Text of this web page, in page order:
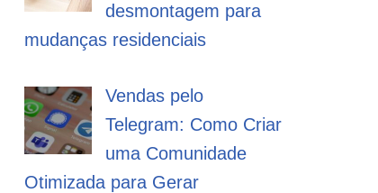
desmontagem para
mudanças residenciais
Vendas pelo
Telegram: Como Criar
uma Comunidade
Otimizada para Gerar